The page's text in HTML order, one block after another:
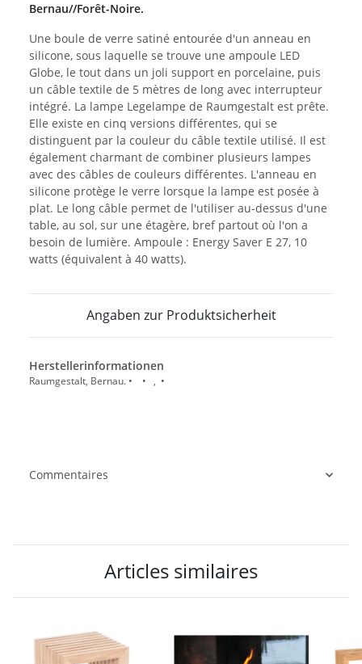
Bernau//Forêt-Noire.
Une boule de verre satiné entourée d'un anneau en
silicone, sous laquelle se trouve une ampoule LED
Globe, le tout dans un joli support en porcelaine, puis
un câble textile de 5 mètres de long avec interrupteur
intégré. La lampe Legelampe de Raumgestalt est prête.
Elle existe en cinq versions différentes, qui se
distinguent par la couleur du câble textile utilisé. Il est
également charmant de combiner plusieurs lampes
avec des câbles de couleurs différentes. L'anneau en
silicone protège le verre lorsque la lampe est posée à
plat. Le long câble permet de l'utiliser au-dessus d'une
table, au sol, sur une étagère, bref partout où l'on a
besoin de lumière. Ampoule : Energy Saver E 27, 10
watts (équivalent à 40 watts).
Angaben zur Produktsicherheit
Herstellerinformationen
Raumgestalt, Bernau. • • , •
Commentaires
Articles similaires